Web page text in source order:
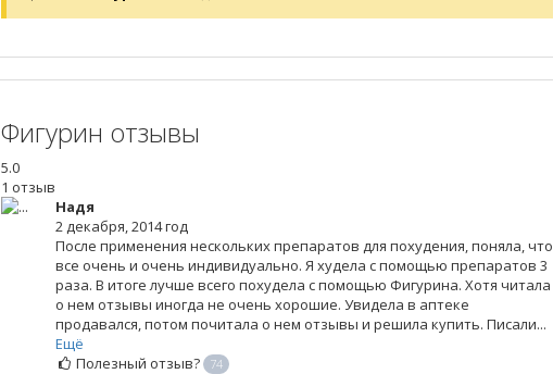
Фигурин отзывы
5.0
1 отзыв
Надя
2 декабря, 2014 год
После применения нескольких препаратов для похудения, поняла, что
все очень и очень индивидуально. Я худела с помощью препаратов 3
раза. В итоге лучше всего похудела с помощью Фигурина. Хотя читала
о нем отзывы иногда не очень хорошие. Увидела в аптеке
продавался, потом почитала о нем отзывы и решила купить. Писали...
Ещё
Полезный отзыв? 74